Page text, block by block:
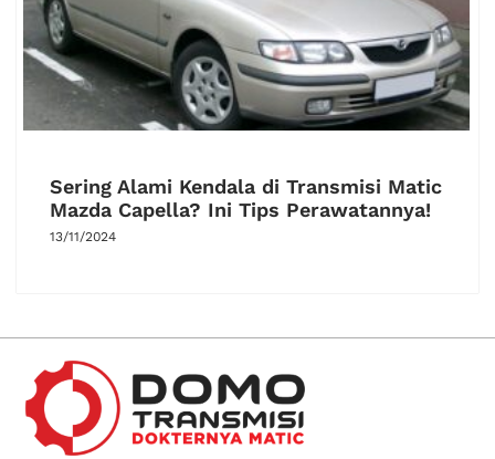
Sering Alami Kendala di Transmisi Matic
Mazda Capella? Ini Tips Perawatannya!
13/11/2024